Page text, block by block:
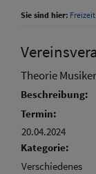
Sie sind hier: Freizeit
Theorie
Beschreibung:
Termin:
20.04.2024
Kategorie:
Verschiedenes